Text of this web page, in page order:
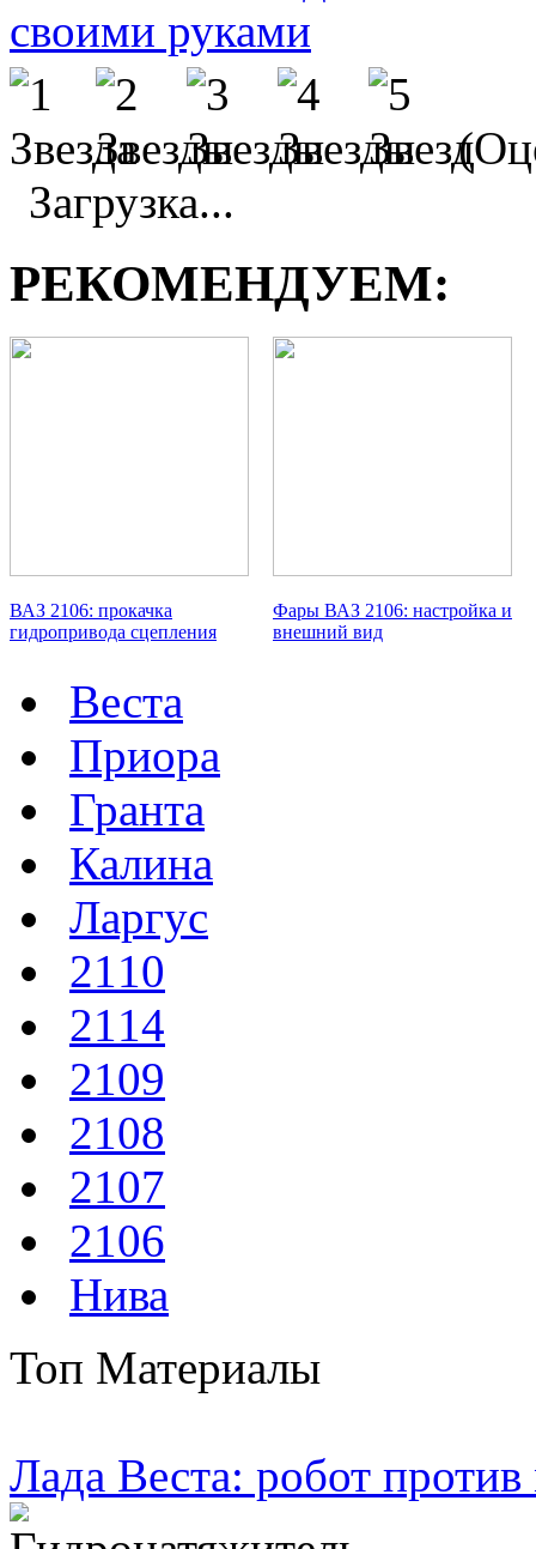
Загрузка...
РЕКОМЕНДУЕМ:
ВАЗ 2106: прокачка
гидропривода сцепления
Фары ВАЗ 2106: настройка и
внешний вид
Веста
Приора
Гранта
Калина
Ларгус
2110
2114
2109
2108
2107
2106
Нива
Топ Материалы
Лада Веста: робот